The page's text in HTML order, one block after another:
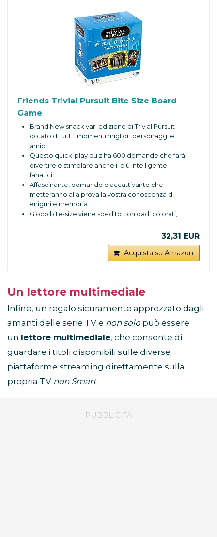
gioco con amici e la vostra famiglia, anche per
coloro che non hanno ancora mia visto una serie
originale Netflix
CONTENUTO DEL GIOCO IN SCATOLA: 70 carte
Situazione, 100 carte Contenuto originale Netflix,
200 carte Colpo di scena, 30 carte Dramma, 2
gettoni ruolo, istruzioni
Friends Trivial Pursuit Bite Size Board
Game
Brand New snack vari edizione di Trivial Pursuit
dotato di tutti i momenti migliori personaggi e
amici
Questo quick-play quiz ha 600 domande che farà
divertire e stimolare anche il più intelligente
fanatici.
Affascinante, domande e accattivante che
metteranno alla prova la vostra conoscenza di
enigmi e memoria.
Gioco bite-size viene spedito con dadi colorati,
32,31 EUR
Acquista su Amazon
Un lettore multimediale
Infine, un regalo sicuramente apprezzato dagli
amanti delle serie TV e non solopuò essere
un lettore multimediale, che consente di
guardare i titoli disponibili sulle diverse
piattaforme streaming direttamente sulla
propria TV non Smart.